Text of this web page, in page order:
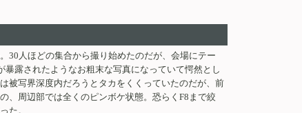
30人ほどの集合から撮り始めたのだが、会場にテー
露されたようなお粗末な写真になっていて愕然とし
被写界深度内だろうとタカをくくっていたのだが、前
、周辺部では全くのピンボケ状態。恐らくF8まで絞
た。